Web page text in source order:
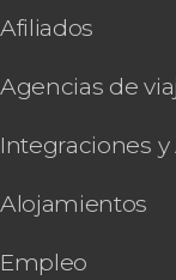
Afiliados
Agencias de
Integraciones y
Alojamientos
Empleo